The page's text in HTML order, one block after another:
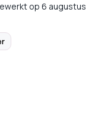
op 6 augustus